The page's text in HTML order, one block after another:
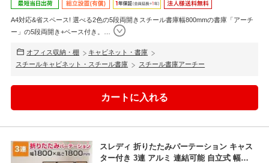
A4対応&省スペース! 選べる2色の5段両開きスチール書庫幅800mmの書庫「アーチ
ー」の5段両開き+ベース付き。
オフィス収納・棚
キャビネット・書庫
スチールキャビネット・スチール書庫
スチール書庫アーチー
スレディ 折りたたみパーテーション キャス
ター付き 3連 アルミ 連結可能 自立式 幅